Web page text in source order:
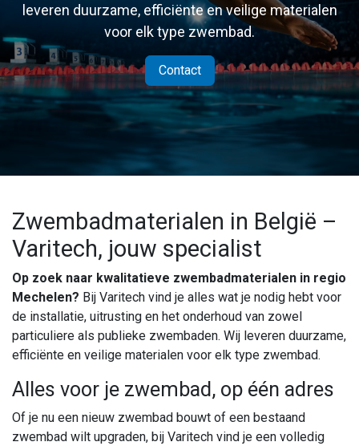
leveren duurzame, efficiënte en veilige materialen
voor elk type zwembad.
Contact
Zwembadmaterialen in België –
Varitech, jouw specialist
Op zoek naar kwalitatieve zwembadmaterialen in regio
Mechelen? Bij Varitech vind je alles wat je nodig hebt voor
de installatie, uitrusting en het onderhoud van zowel
particuliere als publieke zwembaden. Wij leveren duurzame,
efficiënte en veilige materialen voor elk type zwembad.
Alles voor je zwembad, op één adres
Of je nu een nieuw zwembad bouwt of een bestaand
zwembad wilt upgraden, bij Varitech vind je een volledig